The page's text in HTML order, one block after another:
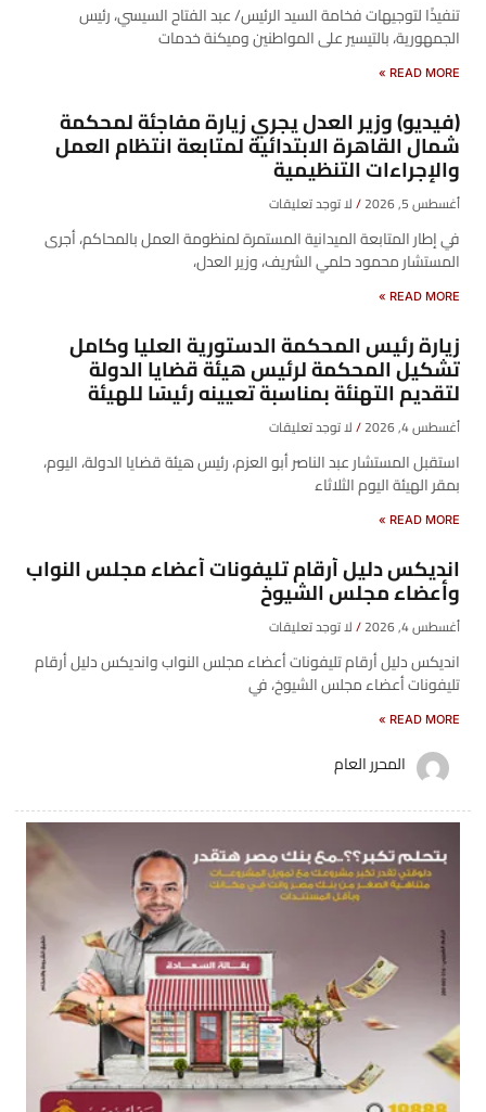
تنفيذًا لتوجيهات فخامة السيد الرئيس/ عبد الفتاح السيسي، رئيس
الجمهورية، بالتيسير على المواطنين وميكنة خدمات
READ MORE »
(فيديو) وزير العدل يجري زيارة مفاجئة لمحكمة
شمال القاهرة الابتدائية لمتابعة انتظام العمل
والإجراءات التنظيمية
أغسطس 5, 2026 لا توجد تعليقات
في إطار المتابعة الميدانية المستمرة لمنظومة العمل بالمحاكم، أجرى
المستشار محمود حلمي الشريف، وزير العدل،
READ MORE »
زيارة رئيس المحكمة الدستورية العليا وكامل
تشكيل المحكمة لرئيس هيئة قضايا الدولة
لتقديم التهنئة بمناسبة تعيينه رئيسًا للهيئة
أغسطس 4, 2026 لا توجد تعليقات
​استقبل المستشار عبد الناصر أبو العزم، رئيس هيئة قضايا الدولة، اليوم،
بمقر الهيئة اليوم الثلاثاء
READ MORE »
انديكس دليل أرقام تليفونات أعضاء مجلس النواب
وأعضاء مجلس الشيوخ
أغسطس 4, 2026 لا توجد تعليقات
انديكس دليل أرقام تليفونات أعضاء مجلس النواب وانديكس دليل أرقام
تليفونات أعضاء مجلس الشيوخ، في
READ MORE »
المحرر العام